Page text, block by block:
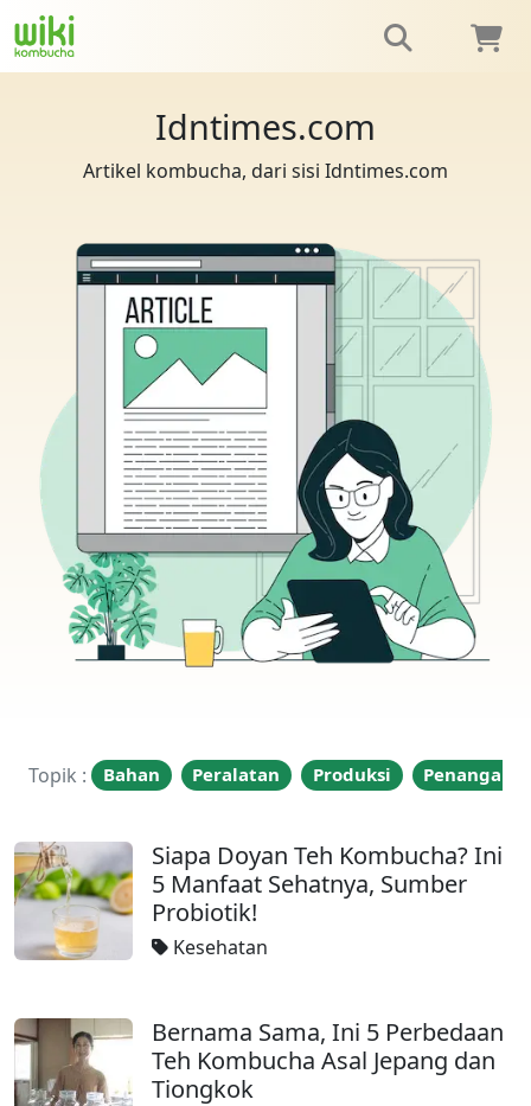
Idntimes.com
Artikel kombucha, dari sisi Idntimes.com
Topik : Bahan Peralatan Produksi
Siapa Doyan Teh Kombucha? Ini
5 Manfaat Sehatnya, Sumber
Probiotik!
Kesehatan
Bernama Sama, Ini 5 Perbedaan
Teh Kombucha Asal Jepang dan
Tiongkok